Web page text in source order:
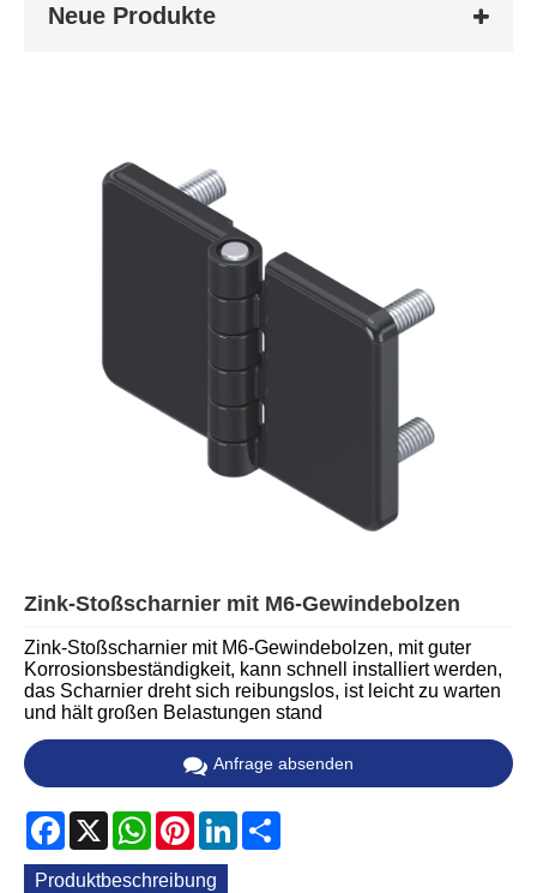
Neue Produkte
Zink-Stoßscharnier mit M6-Gewindebolzen
Zink-Stoßscharnier mit M6-Gewindebolzen, mit guter
Korrosionsbeständigkeit, kann schnell installiert werden,
das Scharnier dreht sich reibungslos, ist leicht zu warten
und hält großen Belastungen stand
Anfrage absenden
Facebook
X WhatsApp
PinterestLinkedIn
Produktbeschreibung